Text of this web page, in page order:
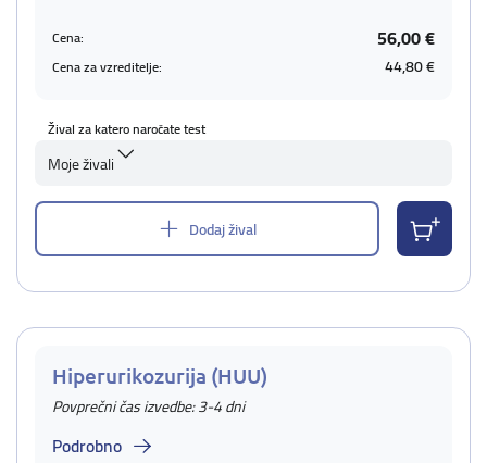
Cena: 56,00 €
Cena za vzreditelje: 44,80 €
Žival za katero naročate test
Moje živali
Dodaj žival
Hiperurikozurija (HUU)
Povprečni čas izvedbe: 3-4 dni
Podrobno